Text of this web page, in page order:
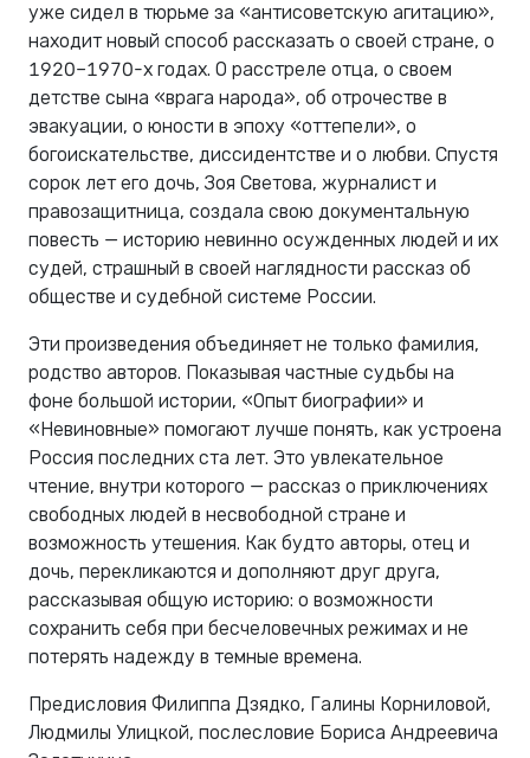
уже сидел в тюрьме за «антисоветскую агитацию»,
находит новый способ рассказать о своей стране, о
1920–1970-х годах. О расстреле отца, о своем
детстве сына «врага народа», об отрочестве в
эвакуации, о юности в эпоху «оттепели», о
богоискательстве, диссидентстве и о любви. Спустя
сорок лет его дочь, Зоя Светова, журналист и
правозащитница, создала свою документальную
повесть — историю невинно осужденных людей и их
судей, страшный в своей наглядности рассказ об
обществе и судебной системе России.
Эти произведения объединяет не только фамилия,
родство авторов. Показывая частные судьбы на
фоне большой истории, «Опыт биографии» и
«Невиновные» помогают лучше понять, как устроена
Россия последних ста лет. Это увлекательное
чтение, внутри которого — рассказ о приключениях
свободных людей в несвободной стране и
возможность утешения. Как будто авторы, отец и
дочь, перекликаются и дополняют друг друга,
рассказывая общую историю: о возможности
сохранить себя при бесчеловечных режимах и не
потерять надежду в темные времена.
Предисловия Филиппа Дзядко, Галины Корниловой,
Людмилы Улицкой, послесловие Бориса Андреевича